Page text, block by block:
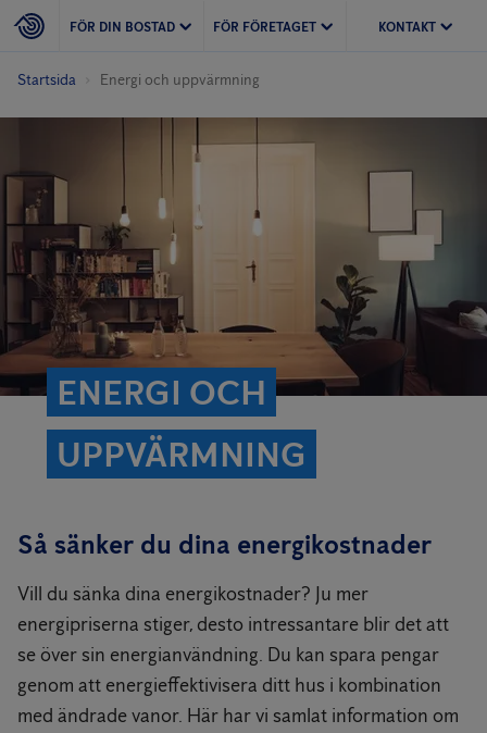
FÖR DIN BOSTAD FÖR FÖRETAGET KONTAKT
Startsida Energi och uppvärmning
ENERGI OCH
UPPVÄRMNING
Så sänker du dina energikostnader
Vill du sänka dina energikostnader? Ju mer
energipriserna stiger, desto intressantare blir det att
se över sin energianvändning. Du kan spara pengar
genom att energieffektivisera ditt hus i kombination
med ändrade vanor. Här har vi samlat information om